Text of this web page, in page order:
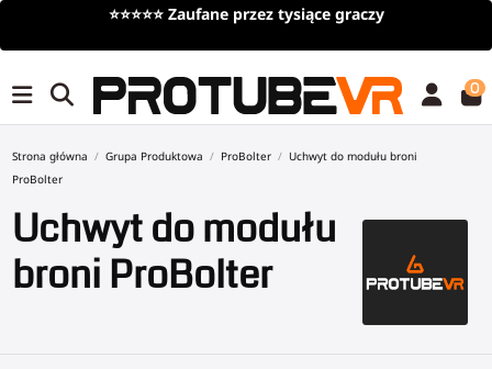
⭐⭐⭐⭐⭐ Zaufane przez tysiące graczy
0
Strona główna Grupa Produktowa ProBolter
Uchwyt do modułu broni
ProBolter
Uchwyt do modułu
broni ProBolter